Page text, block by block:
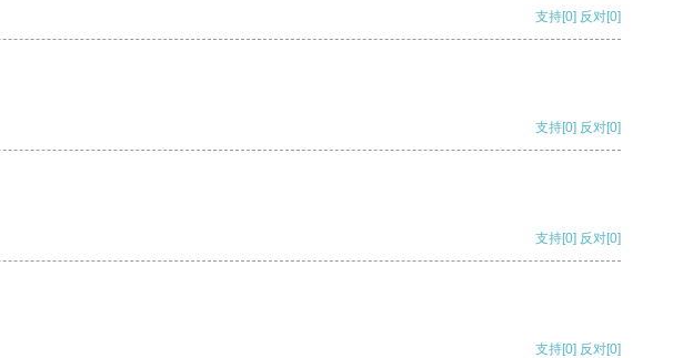
支持[0] 反对[0]
支持[0] 反对[0]
支持[0] 反对[0]
支持[0] 反对[0]